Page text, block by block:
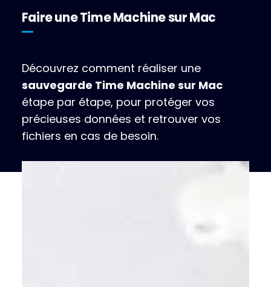
Faire une Time Machine sur Mac
Découvrez comment réaliser une
sauvegarde Time Machine sur Mac
étape par étape, pour protéger vos
précieuses données et retrouver vos
fichiers en cas de besoin.